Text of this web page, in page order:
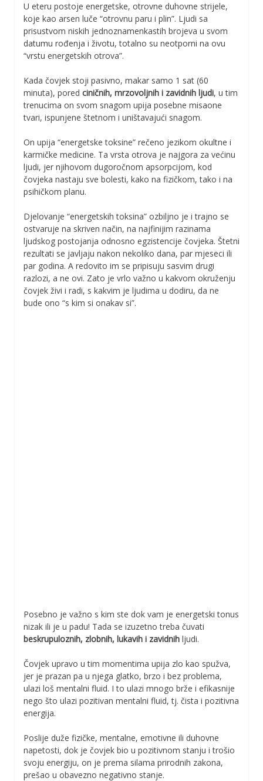
U eteru postoje energetske, otrovne duhovne strijele,
koje kao arsen luče “otrovnu paru i plin”. Ljudi sa
prisustvom niskih jednoznamenkastih brojeva u svom
datumu rođenja i životu, totalno su neotporni na ovu
“vrstu energetskih otrova”.
Kada čovjek stoji pasivno, makar samo 1 sat (60
minuta), pored ciničnih, mrzovoljnih i zavidnih ljudi, u tim
trenucima on svom snagom upija posebne misaone
tvari, ispunjene štetnom i uništavajući snagom.
On upija “energetske toksine” rečeno jezikom okultne i
karmičke medicine. Ta vrsta otrova je najgora za većinu
ljudi, jer njihovom dugoročnom apsorpcijom, kod
čovjeka nastaju sve bolesti, kako na fizičkom, tako i na
psihičkom planu.
Djelovanje “energetskih toksina” ozbiljno je i trajno se
ostvaruje na skriven način, na najfinijim razinama
ljudskog postojanja odnosno egzistencije čovjeka. Štetni
rezultati se javljaju nakon nekoliko dana, par mjeseci ili
par godina. A redovito im se pripisuju sasvim drugi
razlozi, a ne ovi. Zato je vrlo važno u kakvom okruženju
čovjek živi i radi, s kakvim je ljudima u dodiru, da ne
bude ono “s kim si onakav si”.
Posebno je važno s kim ste dok vam je energetski tonus
nizak ili je u padu! Tada se izuzetno treba čuvati
beskrupuloznih, zlobnih, lukavih i zavidnih ljudi.
Čovjek upravo u tim momentima upija zlo kao spužva,
jer je prazan pa u njega glatko, brzo i bez problema,
ulazi loš mentalni fluid. I to ulazi mnogo brže i efikasnije
nego što ulazi pozitivan mentalni fluid, tj. čista i pozitivna
energija.
Poslije duže fizičke, mentalne, emotivne ili duhovne
napetosti, dok je čovjek bio u pozitivnom stanju i trošio
svoju energiju, on je prema silama prirodnih zakona,
prešao u obavezno negativno stanje.